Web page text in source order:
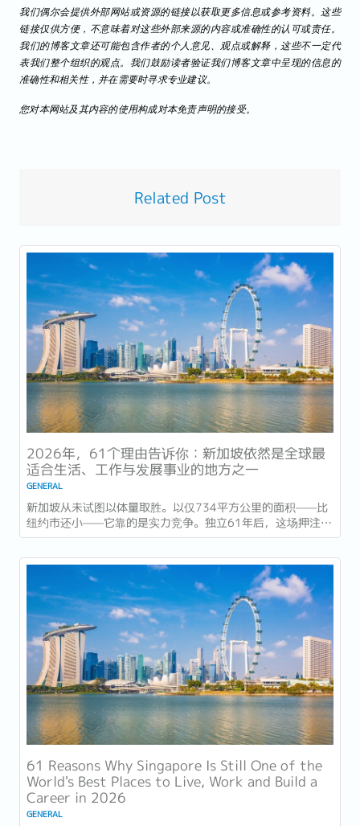
我们偶尔会提供外部网站或资源的链接以获取更多信息或参考资料。这些
链接仅供方便，不意味着对这些外部来源的内容或准确性的认可或责任。
我们的博客文章还可能包含作者的个人意见、观点或解释，这些不一定代
表我们整个组织的观点。我们鼓励读者验证我们博客文章中呈现的信息的
准确性和相关性，并在需要时寻求专业建议。
您对本网站及其内容的使用构成对本免责声明的接受。
Related Post
2026年，61个理由告诉你：新加坡依然是全球最
适合生活、工作与发展事业的地方之一
GENERAL
新加坡从未试图以体量取胜。以仅734平方公里的面积——比
纽约市还小——它靠的是实力竞争。独立61年后，这场押注在
今年以异常容易衡量的方式得到了回报：一个几乎没有天然资
源的国家，如今运营着全球最佳机场，跻身全球最安全国家之
列，并刚刚超越了花了两个世纪才建立起稳定声誉的瑞士，夺
得一项全球主要竞争力...
61 Reasons Why Singapore Is Still One of the
World's Best Places to Live, Work and Build a
Career in 2026
GENERAL